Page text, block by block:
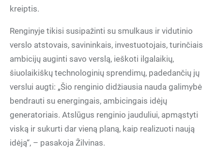
kreiptis.
Renginyje tikisi susipažinti su smulkaus ir vidutinio
verslo atstovais, savininkais, investuotojais, turinčiais
ambicijų auginti savo verslą, ieškoti ilgalaikių,
šiuolaikiškų technologinių sprendimų, padedančių jų
verslui augti: „Šio renginio didžiausia nauda galimybė
bendrauti su energingais, ambicingais idėjų
generatoriais. Atslūgus renginio jauduliui, apmąstyti
viską ir sukurti dar vieną planą, kaip realizuoti naują
idėją“, – pasakoja Žilvinas.